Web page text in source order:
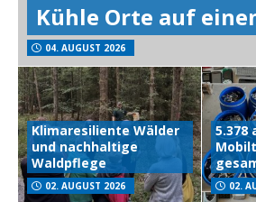
Kühle Orte auf
04. AUGUST 2026
Klimaresiliente Wälder
und nachhaltige
Waldpflege
02. AUGUST 2026
5.378
02.